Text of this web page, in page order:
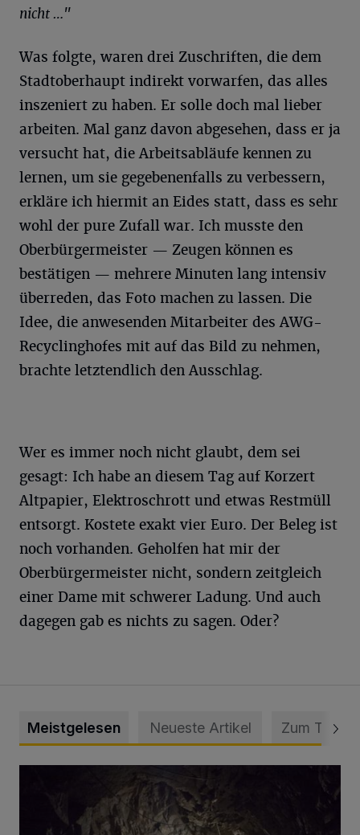
nicht …"
Was folgte, waren drei Zuschriften, die dem
Stadtoberhaupt indirekt vorwarfen, das alles
inszeniert zu haben. Er solle doch mal lieber
arbeiten. Mal ganz davon abgesehen, dass er ja
versucht hat, die Arbeitsabläufe kennen zu
lernen, um sie gegebenenfalls zu verbessern,
erkläre ich hiermit an Eides statt, dass es sehr
wohl der pure Zufall war. Ich musste den
Oberbürgermeister — Zeugen können es
bestätigen — mehrere Minuten lang intensiv
überreden, das Foto machen zu lassen. Die
Idee, die anwesenden Mitarbeiter des AWG-
Recyclinghofes mit auf das Bild zu nehmen,
brachte letztendlich den Ausschlag.
Wer es immer noch nicht glaubt, dem sei
gesagt: Ich habe an diesem Tag auf Korzert
Altpapier, Elektroschrott und etwas Restmüll
entsorgt. Kostete exakt vier Euro. Der Beleg ist
noch vorhanden. Geholfen hat mir der
Oberbürgermeister nicht, sondern zeitgleich
einer Dame mit schwerer Ladung. Und auch
dagegen gab es nichts zu sagen. Oder?
Meistgelesen Neueste Artikel Zum Thema